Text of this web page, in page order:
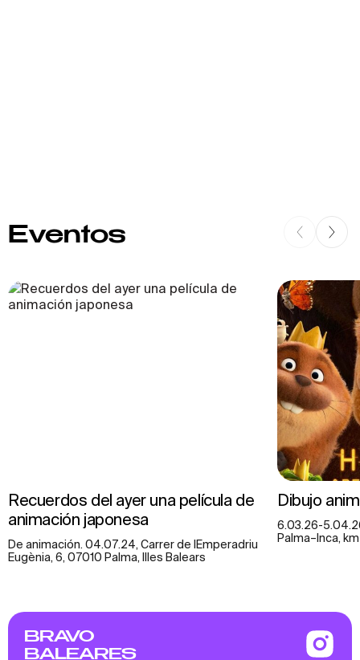
Eventos
Recuerdos del ayer una película de
animación japonesa
De animación. 04.07.24, Carrer de lEmperadriu
Eugènia, 6, 07010 Palma, Illes Balears
Dibujo
6.03.26-
Palma–Inca,
BRAVO
BALEARES